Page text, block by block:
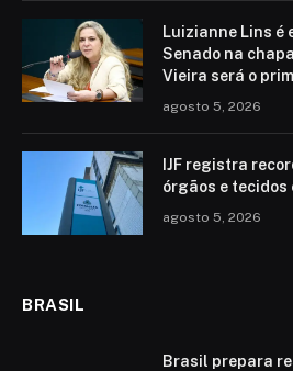
Luizianne Lins
Senado na
Vieira será o
agosto 5, 2026
IJF registra
órgãos e tecidos
agosto 5, 2026
BRASIL
Brasil prepara